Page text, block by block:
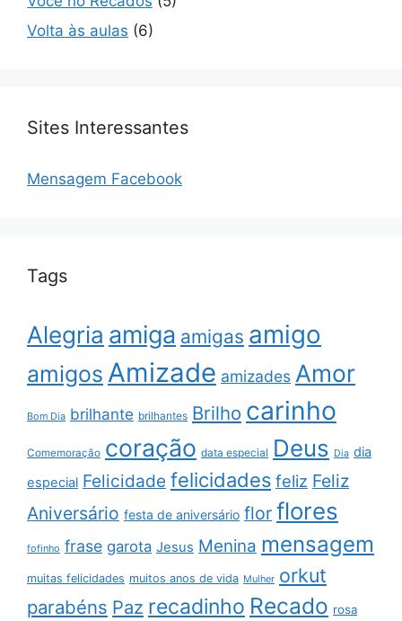
Volta às aulas (6)
Sites Interessantes
Mensagem Facebook
Tags
Alegria amiga amigas amigo
amigos Amizade amizades Amor
Bom Dia brilhante brilhantes Brilho carinho
Comemoração coração data especial Deus Dia dia
especial Felicidade felicidades feliz Feliz
Aniversário festa de aniversário flor flores
fofinho frase garota Jesus Menina mensagem
muitas felicidades muitos anos de vida Mulher orkut
parabéns Paz recadinho Recado rosa